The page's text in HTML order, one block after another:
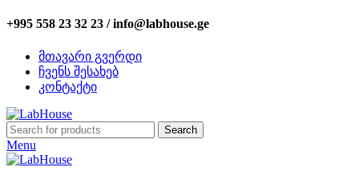
+995 558 23 32 23 / info@labhouse.ge
მთავარი გვერდი
ჩვენს შესახებ
კონტაქტი
Search
Menu